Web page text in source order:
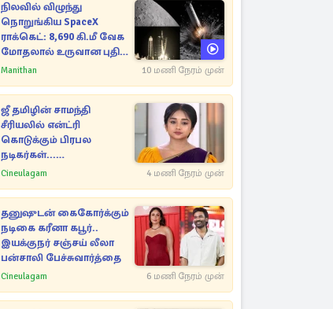
நிலவில் விழுந்து
நொறுங்கிய SpaceX
ராக்கெட்: 8,690 கி.மீ வேக
மோதலால் உருவான புதிய
பள்ளம்!
Manithan 10 மணி நேரம் முன்
ஜீ தமிழின் சாமந்தி
சீரியலில் என்ட்ரி
கொடுக்கும் பிரபல
நடிகர்கள்...
போட்டோவுடன் இதோ
Cineulagam 4 மணி நேரம் முன்
தனுஷுடன் கைகோர்க்கும்
நடிகை கரீனா கபூர்..
இயக்குநர் சஞ்சய் லீலா
பன்சாலி பேச்சுவார்த்தை
Cineulagam 6 மணி நேரம் முன்